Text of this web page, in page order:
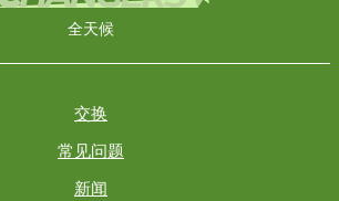
全天候
交换
常见问题
新闻